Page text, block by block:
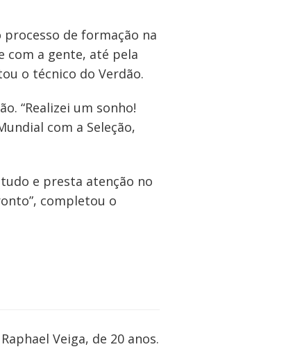
de formação na
com a gente, até pela
o técnico do Verdão.
“Realizei um sonho!
com a Seleção,
e presta atenção no
completou o
Veiga, de 20 anos.